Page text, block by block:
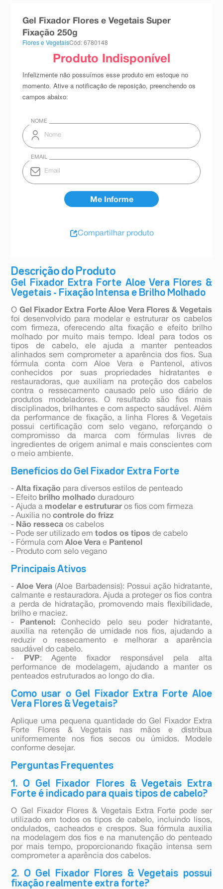
Descrição do Produto
Gel Fixador Extra Forte Aloe Vera Flores &
Vegetais - Fixação Intensa e Brilho Molhado
O Gel Fixador Extra Forte Aloe Vera Flores & Vegetais
foi desenvolvido para modelar e estruturar os cabelos
com firmeza, oferecendo alta fixação e efeito brilho
molhado por muito mais tempo. Ideal para todos os
tipos de cabelo, ele ajuda a manter penteados
alinhados sem comprometer a aparência dos fios. Sua
fórmula conta com Aloe Vera e Pantenol, ativos
conhecidos por suas propriedades hidratantes e
restauradoras, que auxiliam na proteção dos cabelos
contra o ressecamento causado pelo uso diário de
produtos modeladores. O resultado são fios mais
disciplinados, brilhantes e com aspecto saudável. Além
da performance de fixação, a linha Flores & Vegetais
possui certificação com selo vegano, reforçando o
compromisso da marca com fórmulas livres de
ingredientes de origem animal e mais conscientes com
o meio ambiente.
Benefícios do Gel Fixador Extra Forte
-Alta fixação para diversos estilos de penteado
- Efeito brilho molhado duradouro
- Ajuda a modelar e estruturaros fios com firmeza
- Auxilia nocontrole do frizz
- Não resseca os cabelos
- Pode ser utilizado emtodos os tipos de cabelo
- Fórmula comAloe Vera e Pantenol
- Produto com selo vegano
Principais Ativos
-Aloe Vera (Aloe Barbadensis): Possui ação hidratante,
calmante e restauradora. Ajuda a proteger os fios contra
a perda de hidratação, promovendo mais flexibilidade,
brilho e maciez.
-
Pantenol: Conhecido pelo seu poder hidratante,
auxilia na retenção de umidade nos fios, ajudando a
reduzir o ressecamento e melhorar a aparência
saudável do cabelo.
-
PVP: Agente fixador responsável pela alta
performance de modelagem, ajudando a manter os
penteados estruturados ao longo do dia.
Como usar o Gel Fixador Extra Forte Aloe
Vera Flores & Vegetais?
Aplique uma pequena quantidade do Gel Fixador Extra
Forte Flores & Vegetais nas mãos e distribua
uniformemente nos fios secos ou úmidos. Modele
conforme desejar.
Perguntas Frequentes
1. O Gel Fixador Flores & Vegetais Extra
Forte é indicado para quais tipos de cabelo?
O Gel Fixador Flores & Vegetais Extra Forte pode ser
utilizado em todos os tipos de cabelo, incluindo lisos,
ondulados, cacheados e crespos. Sua fórmula auxilia
na modelagem dos fios e na manutenção do penteado
por mais tempo, proporcionando fixação intensa sem
comprometer a aparência dos cabelos.
2. O Gel Fixador Flores & Vegetais possui
fixação realmente extra forte?
Gel Fixador Flores e Vegetais Super
Fixação 250g
Flores e VegetaisCód: 6780148
Compartilhar produto
esmalte
ºabsorvente